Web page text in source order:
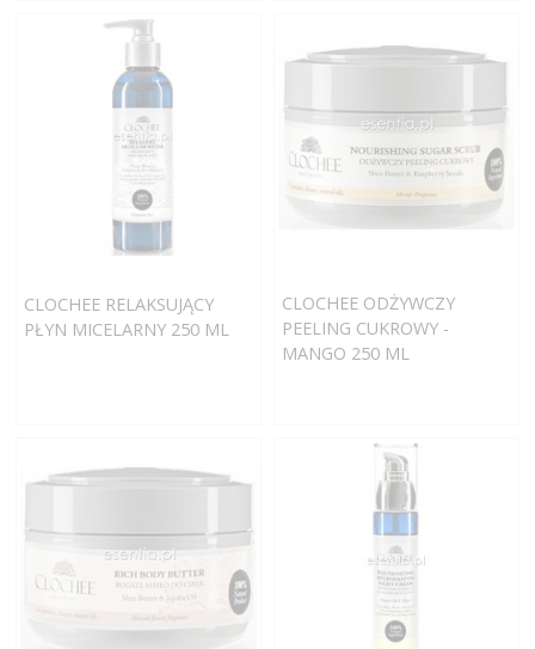
CLOCHEE RELAKSUJĄCY
PŁYN MICELARNY 250 ML
CLOCHEE ODŻYWCZY
PEELING CUKROWY -
MANGO 250 ML